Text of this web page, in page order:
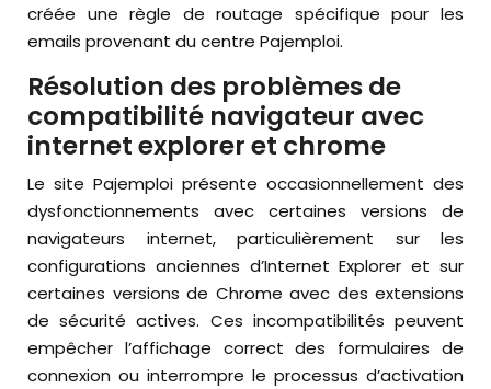
créée une règle de routage spécifique pour les
emails provenant du centre Pajemploi.
Résolution des problèmes de
compatibilité navigateur avec
internet explorer et chrome
Le site Pajemploi présente occasionnellement des
dysfonctionnements avec certaines versions de
navigateurs internet, particulièrement sur les
configurations anciennes d’Internet Explorer et sur
certaines versions de Chrome avec des extensions
de sécurité actives. Ces incompatibilités peuvent
empêcher l’affichage correct des formulaires de
connexion ou interrompre le processus d’activation